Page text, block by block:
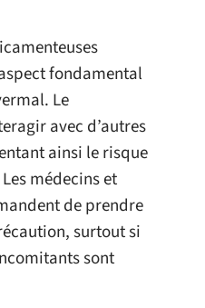
fondamental
Le
avec d’autres
ainsi le risque
médecins et
de prendre
surtout si
sont